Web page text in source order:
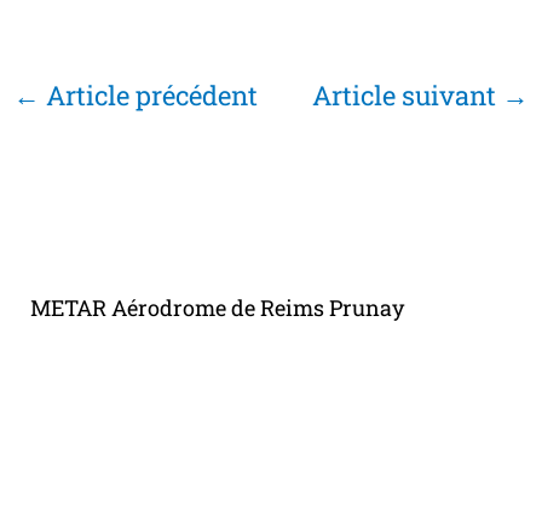
← Article précédent Article suivant →
METAR Aérodrome de Reims Prunay